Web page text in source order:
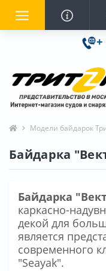
+
Модели байдарок
Байдарка
Байдарка
каркасно-
декой для
является
современного
"Seayak".